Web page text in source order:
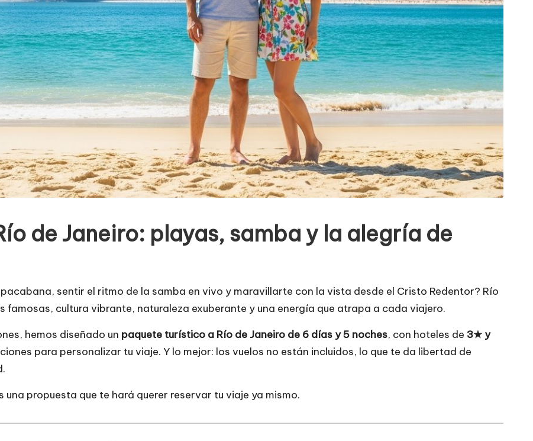
de Janeiro: playas, samba y la alegría de
sentir el ritmo de la samba en vivo y maravillarte con la vista desde el Cristo Redentor? Río
famosas, cultura vibrante, naturaleza exuberante y una energía que atrapa a cada viajero.
hemos diseñado un paquete turístico a Río de Janeiro de 6 días y 5 noches, con hoteles de 3★ y
para personalizar tu viaje. Y lo mejor: los vuelos no están incluidos, lo que te da libertad de
propuesta que te hará querer reservar tu viaje ya mismo.